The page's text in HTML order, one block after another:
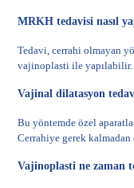
MRKH tedavisi nasıl
Tedavi, cerrahi olmayan
vajinoplasti ile
Vajinal dilatasyon
Bu yöntemde özel
Cerrahiye gerek
Vajinoplasti ne zaman